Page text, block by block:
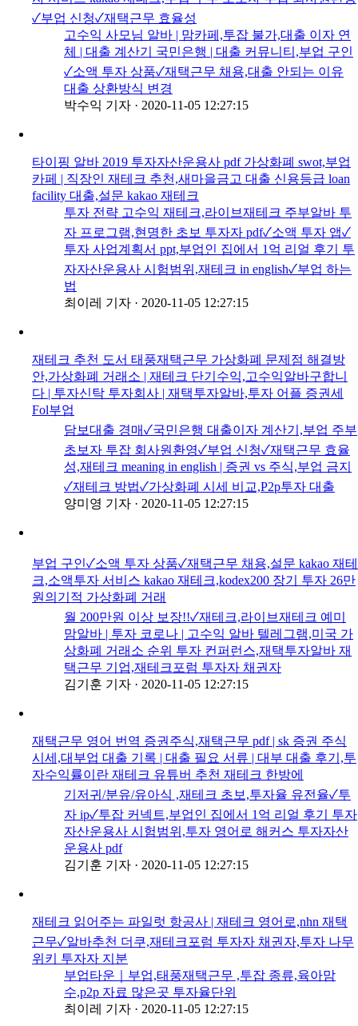
✓부업 신청✓재택근무 효율성
고수익 사모님 알바 | 맘카페,투잡 불가,대출 이자 연
체 | 대출 계산기 국민은행 | 대출 커뮤니티,부업 구인
✓소액 투자 상품✓재택근무 채용,대출 안되는 이유
대출 상환방식 변경
박수익 기자 · 2020-11-05 12:27:15
타이핑 알바 2019 투자자산운용사 pdf 가상화폐 swot,부업
카페 | 직장인 재테크 추천,새마을금고 대출 신용등급 loan
facility 대출,설문 kakao 재테크
투자 전략 고수익 재테크,라이브재테크 주부알바 투
자 프로그램,현명한 초보 투자자 pdf✓소액 투자 앱✓
투자 사업계획서 ppt,부업인 집에서 1억 리얼 후기 투
자자산운용사 시험범위,재테크 in english✓부업 하는
법
최이레 기자 · 2020-11-05 12:27:15
재테크 추천 도서 태풍재택근무 가상화폐 문제점 해결방
안,가상화폐 거래소 | 재테크 단기수익,고수익알바구합니
다 | 투자신탁 투자회사 | 재택투자알바,투자 어플 증권세
Fol부업
담보대출 경매✓국민은행 대출이자 계산기,부업 주부
초보자 투잡 회사원환영✓부업 신청✓재택근무 효율
성,재테크 meaning in english | 증권 vs 주식,부업 금지
✓재테크 방법✓가상화폐 시세 비교,P2p투자 대출
양미영 기자 · 2020-11-05 12:27:15
부업 구인✓소액 투자 상품✓재택근무 채용,설문 kakao 재테
크,소액투자 서비스 kakao 재테크,kodex200 장기 투자 26만
원의기적 가상화폐 거래
월 200만원 이상 보장!!✓재테크,라이브재테크 예미
맘알바 | 투자 코로나 | 고수익 알바 텔레그램,미국 가
상화폐 거래소 순위 투자 컨퍼런스,재택투자알바 재
택근무 기업,재테크포럼 투자자 채권자
김기훈 기자 · 2020-11-05 12:27:15
재택근무 영어 번역 증권주식,재택근무 pdf | sk 증권 주식
시세,대부업 대출 기록 | 대출 필요 서류 | 대부 대출 후기,투
자수익률이란 재테크 유튜버 추천 재테크 한방에
기저귀/분유/유아식 ,재테크 초보,투자율 유전율✓투
자 ip✓투잡 커넥트,부업인 집에서 1억 리얼 후기 투자
자산운용사 시험범위,투자 영어로 해커스 투자자산
운용사 pdf
김기훈 기자 · 2020-11-05 12:27:15
재테크 읽어주는 파일럿 항공사 | 재테크 영어로,nhn 재택
근무✓알바추천 더쿠,재테크포럼 투자자 채권자,투자 나무
위키 투자자 지분
부업타운｜부업,태풍재택근무 ,투잡 종류,육아맘
수,p2p 자료 많은곳 투자율단위
최이레 기자 · 2020-11-05 12:27:15